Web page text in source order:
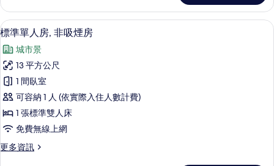
Smoking
的
所
有
相
片
for
Person
Smoking
的
詳
情
顯
示
標
準
單
人
房,
吸
1
標準單人房, 非吸煙房
城市景
13 平方公尺
1 間臥室
可容納 1 人 (依實際入住人數計費)
1 張標準雙人床
免費無線上網
更多資訊
更